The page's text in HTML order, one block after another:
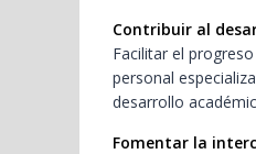
Contribuir al
Facilitar el
personal
desarrollo
Fomentar la